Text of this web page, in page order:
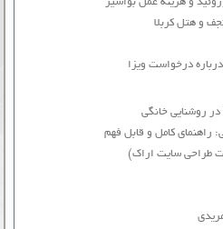
و هزینه عمل بواسیر
و هتل کربلا
درخواست ویزا
راهنمای کامل و قابل فهم
طراحی سایت اراک)